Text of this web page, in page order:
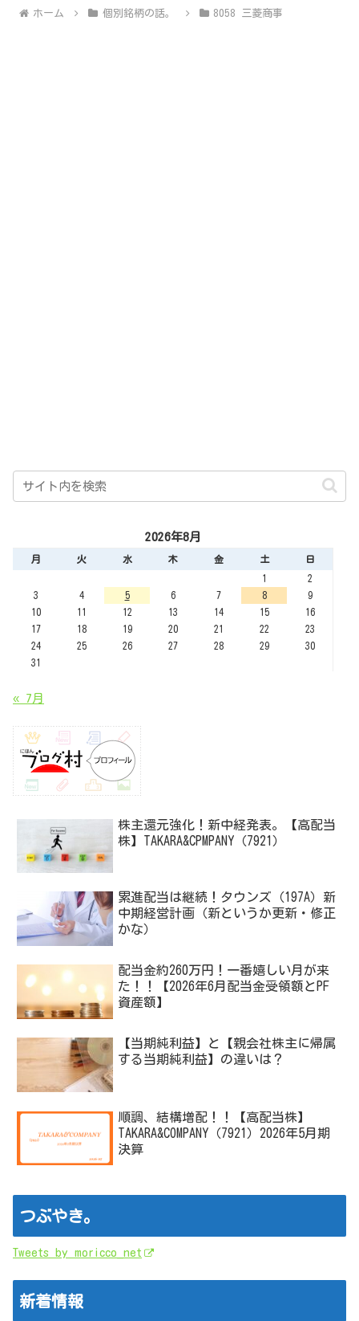
ホーム 個別銘柄の話。 8058 三菱商事
2026年8月
月 火 水 木 金 土
日
1
2
3
4 5 6 7 8
9
10
11 12 13 14 15
16
17
18 19 20 21 22
23
24
25 26 27 28 29
30
31
« 7月
株主還元強化！新中経発表。【高配当
株】TAKARA&CPMPANY（7921）
累進配当は継続！タウンズ（197A）新
中期経営計画（新というか更新・修正
かな）
配当金約260万円！一番嬉しい月が来
た！！【2026年6月配当金受領額とPF
資産額】
【当期純利益】と【親会社株主に帰属
する当期純利益】の違いは？
順調、結構増配！！【高配当株】
TAKARA&COMPANY（7921）2026年5月期
決算
つぶやき。
Tweets by moricco_net
新着情報